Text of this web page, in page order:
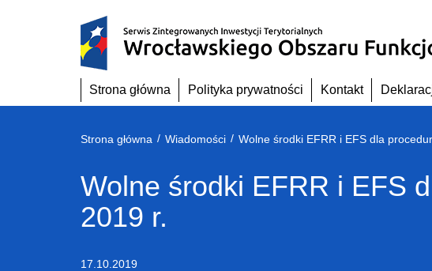
Strona główna Polityka prywatności Kontakt
Strona główna / Wiadomości /
Wolne środki EFRR i EFS
2019 r.
17.10.2019